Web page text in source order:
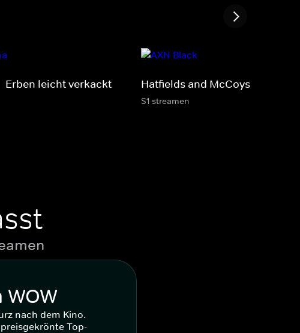
Erben leicht verkackt Hatfields and McCoys
S1 streamen
nach dem Kino.
Top-